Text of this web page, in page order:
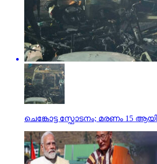
ചെങ്കോട്ട സ്ഫോടനം; മരണം 15 ആയി